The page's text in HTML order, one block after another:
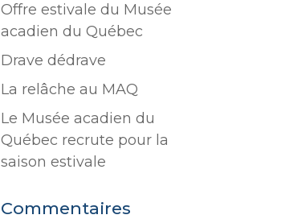
Offre estivale du Musée
acadien du Québec
Drave dédrave
La relâche au MAQ
Le Musée acadien du
Québec recrute pour la
saison estivale
Commentaires